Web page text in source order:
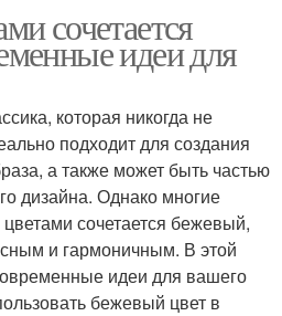
сочетается
идеи для
которая никогда не
подходит для создания
а также может быть частью
дизайна. Однако многие
сочетается бежевый,
и гармоничным. В этой
идеи для вашего
бежевый цвет в